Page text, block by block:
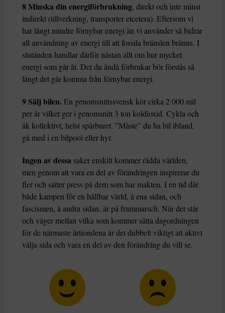
8 Minska din energiförbrukning, direkt och inte minst
indirekt (tillverkning, transporter etcetera). Eftersom vi
har långt mindre förnybar energi än vi använder så bidrar
all användning av energi till att fossila bränslen bränns. I
slutänden handlar därför nästan allt om hur mycket
energi som går åt. Det du ändå förbrukar bör förstås så
långt det går komma från förnybar energi.
9 Sälj bilen. En genomsnittssvensk kör cirka 2 000 mil
per år vilket ger i genomsnitt 3 ton koldioxid. Cykla och
åk kollektivt, helst spårburet. ”Måste” du ha bil ibland,
gå med i en bilpool eller hyr.
Ingen av dessa saker enskilt kommer rädda världen,
men genom att vara en del av förändringen inspirerar du
fler och sätter press på dem som har makten. I en tid där
både kampen för en hållbar värld, å ena sidan, och
fascismen, å andra sidan, är på frammarsch. När det står
och väger mellan vilka som kommer sätta dagordningen
för de närmaste årtiondena är det dubbelt viktigt att aktivt
välja sida och vara en del av den förändring du vill se.